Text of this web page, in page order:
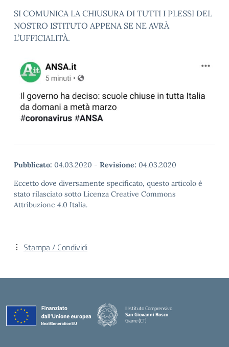
SI COMUNICA LA CHIUSURA DI TUTTI I PLESSI DEL
NOSTRO ISTITUTO APPENA SE NE AVRÀ
L’UFFICIALITÀ.
Pubblicato: 04.03.2020 - Revisione: 04.03.2020
Eccetto dove diversamente specificato, questo articolo è
stato rilasciato sotto Licenza Creative Commons
Attribuzione 4.0 Italia.
Stampa / Condividi
II Istituto Comprensivo
San Giovanni Bosco
Giarre (CT)